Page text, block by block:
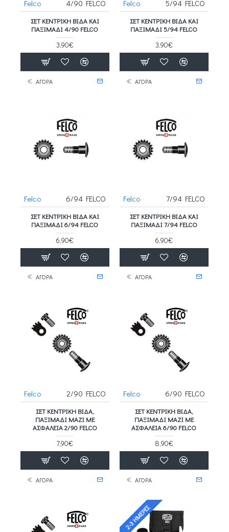
Felco 4/90 FELCO
ΣΕΤ ΚΕΝΤΡΙΚΉ ΒΊΔΑ ΚΑΙ
ΠΑΞΙΜΆΔΙ 4/90 FELCO
3,90€
ΑΓΟΡΑ
Felco 5/94 FELCO
ΣΕΤ ΚΕΝΤΡΙΚΉ ΒΊΔΑ ΚΑΙ
ΠΑΞΙΜΆΔΙ 5/94 FELCO
3,90€
ΑΓΟΡΑ
Felco 6/94 FELCO
ΣΕΤ ΚΕΝΤΡΙΚΉ ΒΊΔΑ ΚΑΙ
ΠΑΞΙΜΆΔΙ 6/94 FELCO
6,90€
ΑΓΟΡΑ
Felco 7/94 FELCO
ΣΕΤ ΚΕΝΤΡΙΚΉ ΒΊΔΑ ΚΑΙ
ΠΑΞΙΜΆΔΙ 7/94 FELCO
6,90€
ΑΓΟΡΑ
Felco 2/90 FELCO
ΣΕΤ ΚΕΝΤΡΙΚΉ ΒΊΔΑ,
ΠΑΞΙΜΆΔΙ ΜΑΖΊ ΜΕ
ΑΣΦΆΛΕΙΑ 2/90 FELCO
7,90€
ΑΓΟΡΑ
Felco 6/90 FELCO
ΣΕΤ ΚΕΝΤΡΙΚΉ ΒΊΔΑ,
ΠΑΞΙΜΆΔΙ ΜΑΖΊ ΜΕ
ΑΣΦΆΛΕΙΑ 6/90 FELCO
8,90€
ΑΓΟΡΑ
2-3 ΗΜΈΡΕΣ